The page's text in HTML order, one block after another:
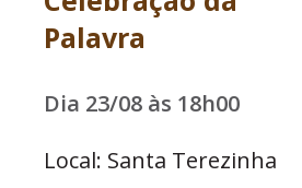
Palavra
Dia 23/08 às 18h00
Local: Santa Terezinha